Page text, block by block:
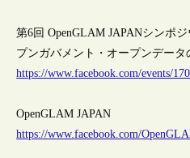
第6回 OpenGLAM JAPANシンポ
プンガバメント・オープンデータ
https://www.facebook.com/events/
OpenGLAM JAPAN
https://www.facebook.com/